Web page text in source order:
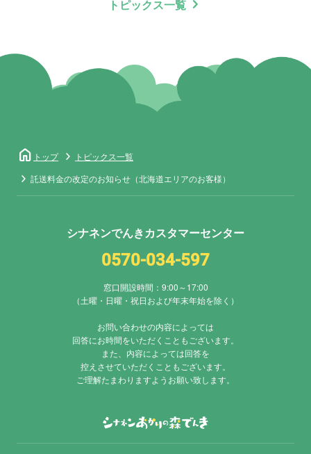
トピックス一覧 chevron_right
home トップ
トピックス一覧
託送料金の改定のお知らせ（北海道エリアのお客様）
シナネンでんきカスタマーセンター
0570-034-597
窓口開設時間：9:00～17:00
（土曜・日曜・祝日および年末年始を除く）
お問い合わせの内容によっては
回答にお時間をいただくこともございます。
また、内容によっては回答を
控えさせていただくこともございます。
ご理解たまわりますようお願い致します。